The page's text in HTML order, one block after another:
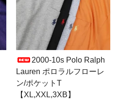
2000-10s Polo Ralph
Lauren ポロラルフローレ
ン/ポケットT
【XL,XXL,3XB】